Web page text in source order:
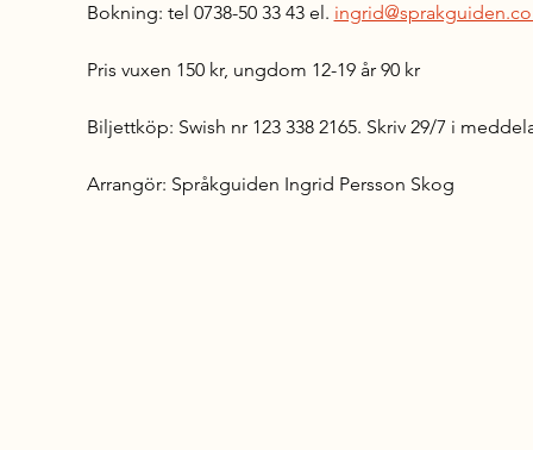
Bokning: tel 0738-50 33 43 el.
Pris vuxen 150 kr, ungdom 12-19 år 90 kr
Biljettköp: Swish nr 123 338 2165. Skriv 29/7 i
Arrangör: Språkguiden Ingrid Persson Skog